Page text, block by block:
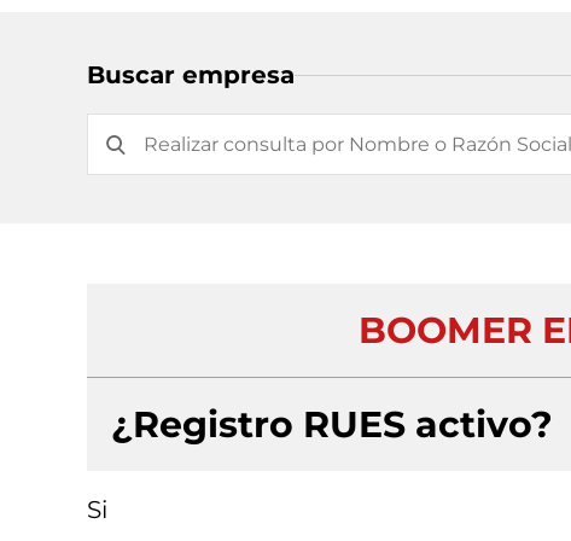
Buscar empresa
BOOMER
¿Registro RUES activo?
Si